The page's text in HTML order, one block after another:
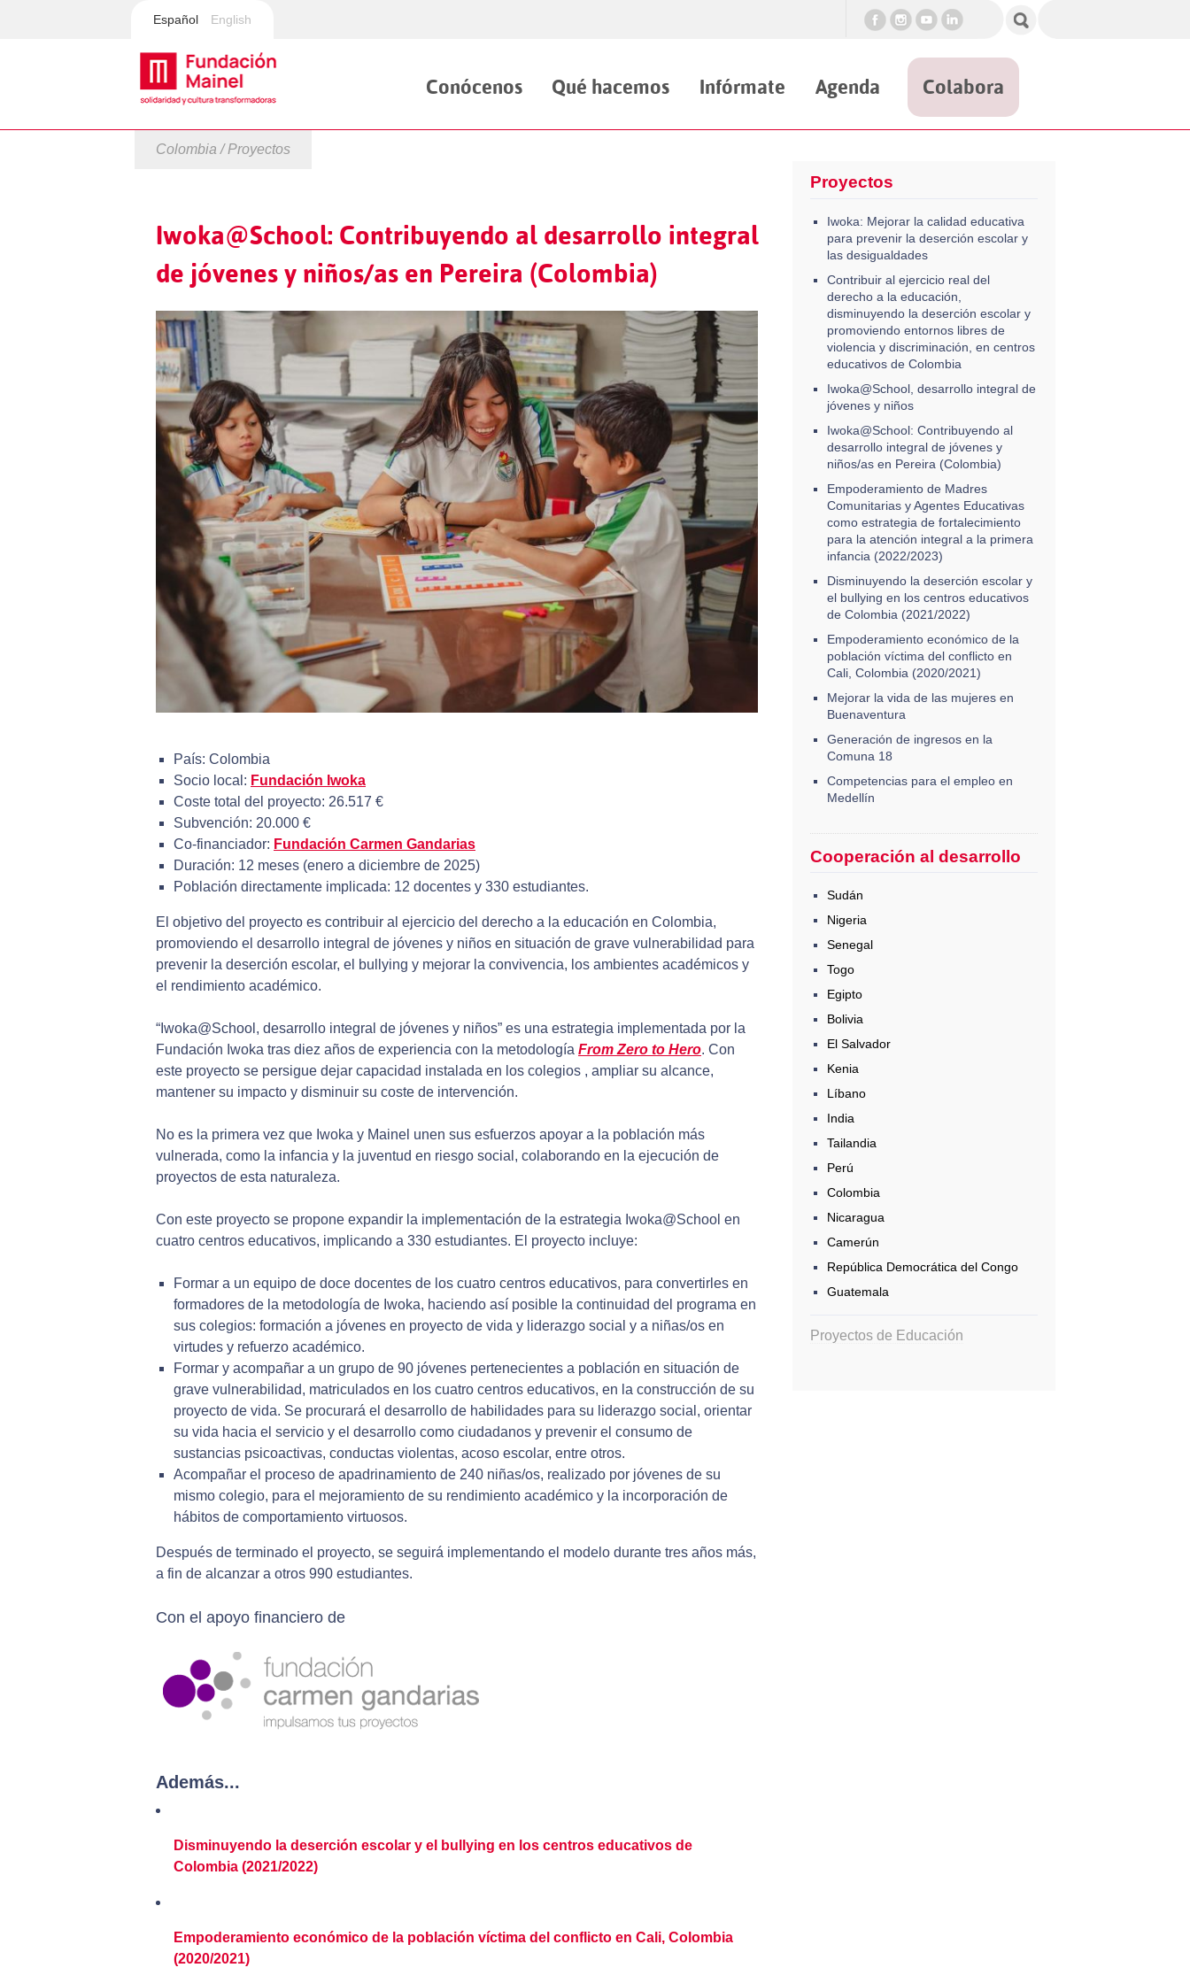
Español English
Conócenos Qué hacemos Infórmate Agenda Colabora
Colombia / Proyectos
Iwoka@School: Contribuyendo al desarrollo integral
de jóvenes y niños/as en Pereira (Colombia)
País: Colombia
Socio local: Fundación Iwoka
Coste total del proyecto: 26.517 €
Subvención: 20.000 €
Co-financiador: Fundación Carmen Gandarias
Duración: 12 meses (enero a diciembre de 2025)
Población directamente implicada: 12 docentes y 330 estudiantes.
El objetivo del proyecto es contribuir al ejercicio del derecho a la educación en Colombia,
promoviendo el desarrollo integral de jóvenes y niños en situación de grave vulnerabilidad para
prevenir la deserción escolar, el bullying y mejorar la convivencia, los ambientes académicos y
el rendimiento académico.
“Iwoka@School, desarrollo integral de jóvenes y niños” es una estrategia implementada por la
Fundación Iwoka tras diez años de experiencia con la metodología From Zero to Hero. Con
este proyecto se persigue dejar capacidad instalada en los colegios , ampliar su alcance,
mantener su impacto y disminuir su coste de intervención.
No es la primera vez que Iwoka y Mainel unen sus esfuerzos apoyar a la población más
vulnerada, como la infancia y la juventud en riesgo social, colaborando en la ejecución de
proyectos de esta naturaleza.
Con este proyecto se propone expandir la implementación de la estrategia Iwoka@School en
cuatro centros educativos, implicando a 330 estudiantes. El proyecto incluye:
Formar a un equipo de doce docentes de los cuatro centros educativos, para convertirles en
formadores de la metodología de Iwoka, haciendo así posible la continuidad del programa en
sus colegios: formación a jóvenes en proyecto de vida y liderazgo social y a niñas/os en
virtudes y refuerzo académico.
Formar y acompañar a un grupo de 90 jóvenes pertenecientes a población en situación de
grave vulnerabilidad, matriculados en los cuatro centros educativos, en la construcción de su
proyecto de vida. Se procurará el desarrollo de habilidades para su liderazgo social, orientar
su vida hacia el servicio y el desarrollo como ciudadanos y prevenir el consumo de
sustancias psicoactivas, conductas violentas, acoso escolar, entre otros.
Acompañar el proceso de apadrinamiento de 240 niñas/os, realizado por jóvenes de su
mismo colegio, para el mejoramiento de su rendimiento académico y la incorporación de
hábitos de comportamiento virtuosos.
Después de terminado el proyecto, se seguirá implementando el modelo durante tres años más,
a fin de alcanzar a otros 990 estudiantes.
Con el apoyo financiero de
Además...
Disminuyendo la deserción escolar y el bullying en los centros educativos de
Colombia (2021/2022)
Empoderamiento económico de la población víctima del conflicto en Cali, Colombia
(2020/2021)
Proyectos
Iwoka: Mejorar la calidad educativa
para prevenir la deserción escolar y
las desigualdades
Contribuir al ejercicio real del
derecho a la educación,
disminuyendo la deserción escolar y
promoviendo entornos libres de
violencia y discriminación, en centros
educativos de Colombia
Iwoka@School, desarrollo integral de
jóvenes y niños
Iwoka@School: Contribuyendo al
desarrollo integral de jóvenes y
niños/as en Pereira (Colombia)
Empoderamiento de Madres
Comunitarias y Agentes Educativas
como estrategia de fortalecimiento
para la atención integral a la primera
infancia (2022/2023)
Disminuyendo la deserción escolar y
el bullying en los centros educativos
de Colombia (2021/2022)
Empoderamiento económico de la
población víctima del conflicto en
Cali, Colombia (2020/2021)
Mejorar la vida de las mujeres en
Buenaventura
Generación de ingresos en la
Comuna 18
Competencias para el empleo en
Medellín
Cooperación al desarrollo
Sudán
Nigeria
Senegal
Togo
Egipto
Bolivia
El Salvador
Kenia
Líbano
India
Tailandia
Perú
Colombia
Nicaragua
Camerún
República Democrática del Congo
Guatemala
Proyectos de Educación